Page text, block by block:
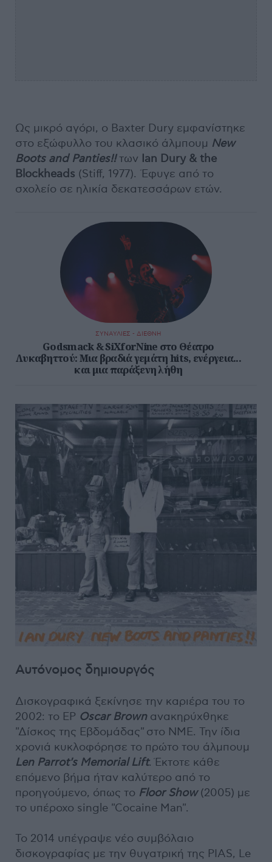
Ως μικρό αγόρι, ο Baxter Dury εμφανίστηκε
στο εξώφυλλο του κλασικό άλμπουμ New
Boots and Panties!!των Ian Dury & the
Blockheads (Stiff, 1977). Έφυγε από το
σχολείο σε ηλικία δεκατεσσάρων ετών.
ΣΥΝΑΥΛΙΕΣ - ΔΙΕΘΝΗ
Godsmack & SiXforNine στο Θέατρο
Λυκαβηττού: Μια βραδιά γεμάτη hits, ενέργεια...
και μια παράξενη λήθη
Αυτόνομος δημιουργός
Δισκογραφικά ξεκίνησε την καριέρα του το
2002: το EP Oscar Brown ανακηρύχθηκε
"Δίσκος της Εβδομάδας" στο NME. Την ίδια
χρονιά κυκλοφόρησε το πρώτο του άλμπουμ
Len Parrot's Memorial Lift. Έκτοτε κάθε
επόμενο βήμα ήταν καλύτερο από το
προηγούμενο, όπως το Floor Show(2005) με
το υπέροχο single "Cocaine Man".
Το 2014 υπέγραψε νέο συμβόλαιο
δισκογραφίας με την θυγατρική της PIAS, Le